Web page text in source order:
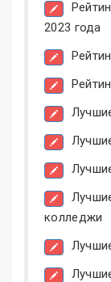
2023 года
колледжи